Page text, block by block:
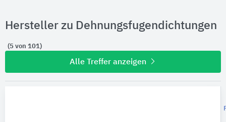
Hersteller zu Dehnungsfugendichtungen
(5 von 101)
Alle Treffer anzeigen